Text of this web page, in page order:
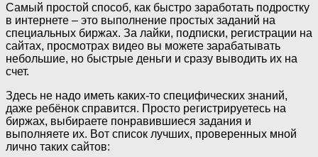
Самый простой способ, как быстро заработать подростку
в интернете – это выполнение простых заданий на
специальных биржах. За лайки, подписки, регистрации на
сайтах, просмотрах видео вы можете зарабатывать
небольшие, но быстрые деньги и сразу выводить их на
счет.
Здесь не надо иметь каких-то специфических знаний,
даже ребёнок справится. Просто регистрируетесь на
биржах, выбираете понравившиеся задания и
выполняете их. Вот список лучших, проверенных мной
лично таких сайтов: